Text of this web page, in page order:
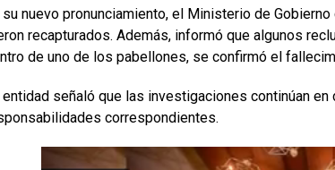
su nuevo pronunciamiento, el Ministerio de
recapturados. Además, informó que algunos
de uno de los pabellones, se confirmó el
entidad señaló que las investigaciones continúan
correspondientes.